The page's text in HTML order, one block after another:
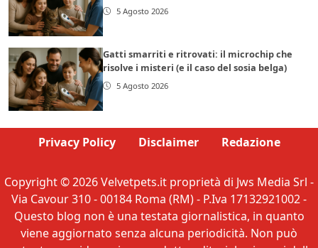
5 Agosto 2026
Gatti smarriti e ritrovati: il microchip che
risolve i misteri (e il caso del sosia belga)
5 Agosto 2026
Privacy Policy Disclaimer Redazione
Copyright © 2026 Velvetpets.it proprietà di Jws Media Srl -
Via Cavour 310 - 00184 Roma (RM) - P.Iva 17132921002 -
Questo blog non è una testata giornalistica, in quanto
viene aggiornato senza alcuna periodicità. Non può